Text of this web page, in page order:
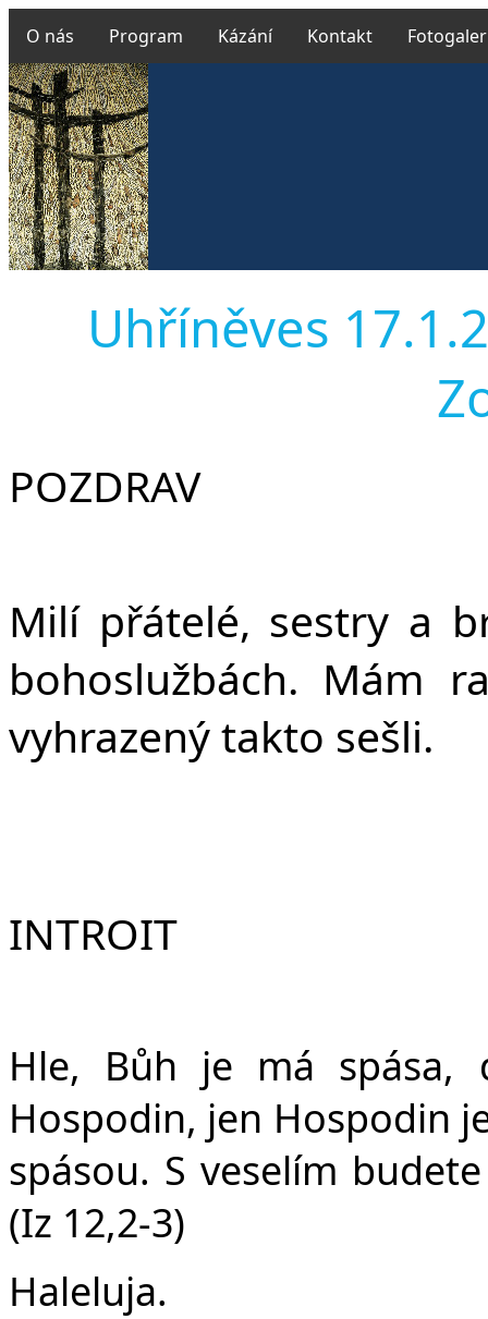
O nás Program Kázání Kontakt
Uhříněves
POZDRAV
Milí přátelé, sestry a
bohoslužbách. Mám
vyhrazený takto sešli.
INTROIT
Hle, Bůh je má spása,
Hospodin, jen Hospodin
spásou. S veselím
(Iz 12,2-3)
Haleluja.